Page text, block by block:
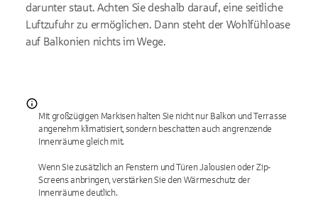
darunter staut. Achten Sie deshalb darauf, eine seitliche
Luftzufuhr zu ermöglichen. Dann steht der Wohlfühloase
auf Balkonien nichts im Wege.
Mit großzügigen Markisen halten Sie nicht nur Balkon und Terrasse
angenehm klimatisiert, sondern beschatten auch angrenzende
Innenräume gleich mit.
Wenn Sie zusätzlich an Fenstern und Türen Jalousien oder Zip-
Screens anbringen, verstärken Sie den Wärmeschutz der
Innenräume deutlich.